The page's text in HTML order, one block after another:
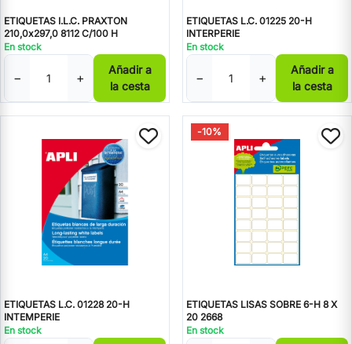
ETIQUETAS I.L.C. PRAXTON
210,0x297,0 8112 C/100 H
En stock
− +
Añadir a
la cesta
ETIQUETAS L.C. 01225 20-H
INTERPERIE
En stock
− +
Añadir a
la cesta
ETIQUETAS L.C. 01228 20-H
INTEMPERIE
En stock
-10%
ETIQUETAS LISAS SOBRE 6-H 8 X
20 2668
En stock